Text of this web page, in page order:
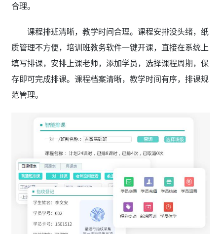
合理。
课程排班清晰，教学时间合理。课程安排没头绪，纸
质管理不方便，培训班教务软件一键开课，直接在系统上
填写排课，安排上课老师，添加学员，选择课程周期，保
存即可完成排课。课程档案清晰，教学时间有序，排课规
范管理。